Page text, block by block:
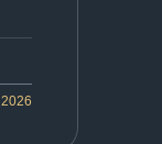
2026